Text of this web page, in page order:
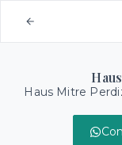
Haus Mitre